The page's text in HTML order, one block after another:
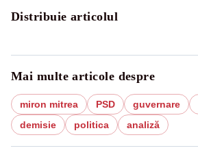
Distribuie articolul
Mai multe articole despre
miron mitrea PSD guvernare
demisie
politica analiză